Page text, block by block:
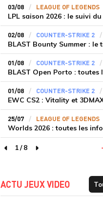
03/08 LEAGUE OF LEGENDS
LPL saison 2026 : le suivi
02/08 COUNTER-STRIKE 2
BLAST Bounty Summer : le
01/08 COUNTER-STRIKE 2
01/08 COUNTER-STRIKE 2
EWC CS2 : Vitality et
25/07 LEAGUE OF LEGENDS
Worlds 2026 : toutes les
page précédente
1/8
page suivante
ACTU JEUX VIDEO